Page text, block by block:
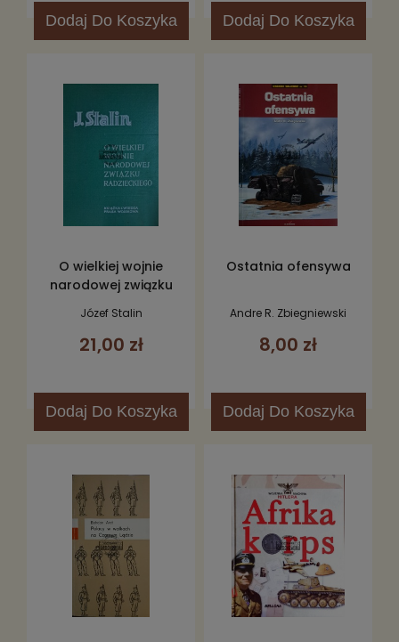
Dodaj Do Koszyka Dodaj Do Koszyka
O wielkiej wojnie
narodowej związku
Józef Stalin
21,00 zł
Dodaj Do Koszyka
Ostatnia ofensywa
Andre R. Zbiegniewski
8,00 zł
Dodaj Do Koszyka